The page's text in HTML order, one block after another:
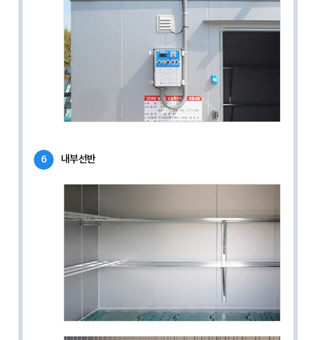
6 내부선반